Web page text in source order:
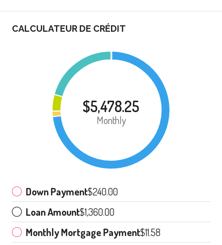
CALCULATEUR DE CRÉDIT
$5,478.25
Monthly
Down Payment$240.00
Loan Amount$1,360.00
Monthly Mortgage Payment$11.58